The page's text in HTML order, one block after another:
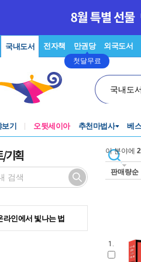
국내도서 전자책 만권당
첫달무료
외국도서
국내도
기 오뒷세이아 추천마법사 베
/기획
라인에서 빛나는 법
이 분야에
판매량순
1.